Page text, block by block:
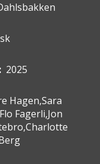
2025
Hagen,Sara
Fagerli,Jon